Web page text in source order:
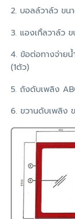
2. บอลล์วาล์ว ขน
3. แองเกิ้ลวาล์ว
4. ข้อต่อทางจ่าย
(1ตัว)
5. ถังดับเพลิง
6. ขวานดับเพลิง